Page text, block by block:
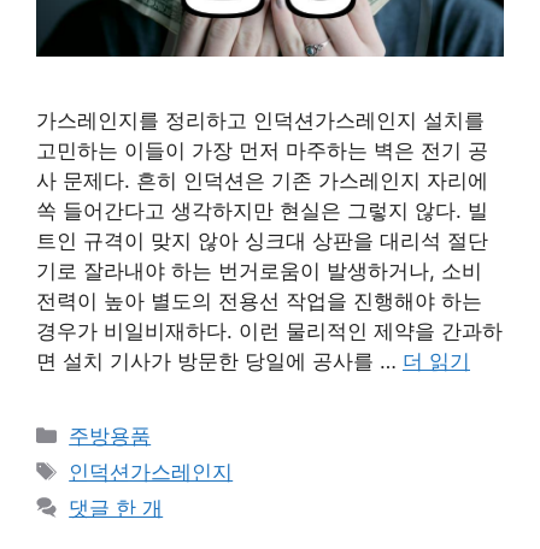
가스레인지를 정리하고 인덕션가스레인지 설치를
고민하는 이들이 가장 먼저 마주하는 벽은 전기 공
사 문제다. 흔히 인덕션은 기존 가스레인지 자리에
쏙 들어간다고 생각하지만 현실은 그렇지 않다. 빌
트인 규격이 맞지 않아 싱크대 상판을 대리석 절단
기로 잘라내야 하는 번거로움이 발생하거나, 소비
전력이 높아 별도의 전용선 작업을 진행해야 하는
경우가 비일비재하다. 이런 물리적인 제약을 간과하
면 설치 기사가 방문한 당일에 공사를 … 더 읽기
카
테
리
주방용품
태
그
인덕션가스레인지
댓글 한 개